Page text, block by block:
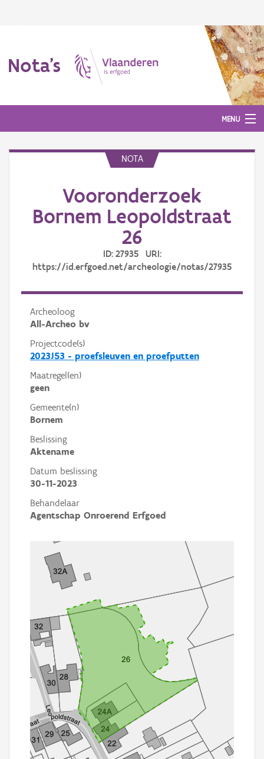
Nota's
MENU
NOTA
Vooronderzoek
Bornem Leopoldstraat
26
ID: 27935 URI:
https://id.erfgoed.net/archeologie/notas/27935
Archeoloog
All-Archeo bv
Projectcode(s)
2023J53 - proefsleuven en proefputten
Maatregel(en)
geen
Gemeente(n)
Bornem
Beslissing
Aktename
Datum beslissing
30-11-2023
Behandelaar
Agentschap Onroerend Erfgoed